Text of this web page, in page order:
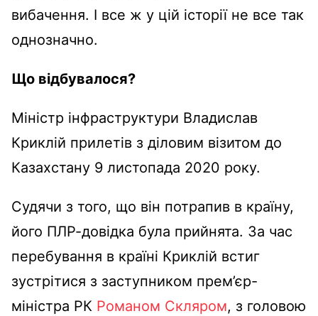
вибачення. І все ж у цій історії не все так
однозначно.
Що відбувалося?
Міністр інфраструктури Владислав
Криклій прилетів з діловим візитом до
Казахстану 9 листопада 2020 року.
Судячи з того, що він потрапив в країну,
його ПЛР-довідка була прийнята. За час
перебування в країні Криклій встиг
зустрітися з заступником прем’єр-
міністра РК Романом Скляром, з головою